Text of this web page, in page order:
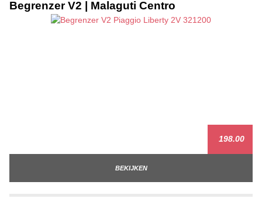
Begrenzer V2 | Malaguti Centro
198.00
BEKIJKEN